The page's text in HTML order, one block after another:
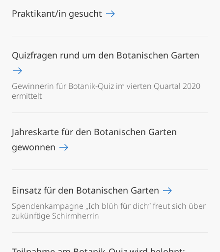
Praktikant/in gesucht
Quizfragen rund um den Botanischen Garten
Gewinnerin für Botanik-Quiz im vierten Quartal 2020
ermittelt
Jahreskarte für den Botanischen Garten
gewonnen
Einsatz für den Botanischen Garten
Spendenkampagne „Ich blüh für dich“ freut sich über
zukünftige Schirmherrin